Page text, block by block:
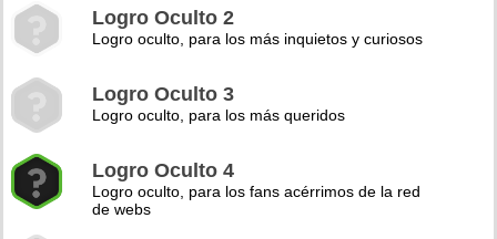
Logro Oculto 2
Logro oculto, para los más inquietos y curiosos
Logro Oculto 3
Logro oculto, para los más queridos
Logro Oculto 4
Logro oculto, para los fans acérrimos de la red
de webs